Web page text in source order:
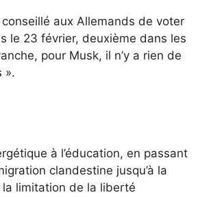
aux Allemands de voter
le 23 février, deuxième dans les
pour Musk, il n’y a rien de
».
à l’éducation, en passant
clandestine jusqu’à la
limitation de la liberté